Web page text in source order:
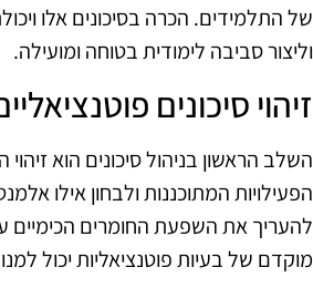
של התלמידים. הכרה בסיכונים אלו
וליצור סביבה לימודית בטוחה ומועילה.
זיהוי סיכונים
השלב הראשון בניהול סיכונים הוא
הפעילויות המתוכננות ולבחון אילו
להעריך את השפעת החומרים הכימיים
מוקדם של בעיות פוטנציאליות יכול